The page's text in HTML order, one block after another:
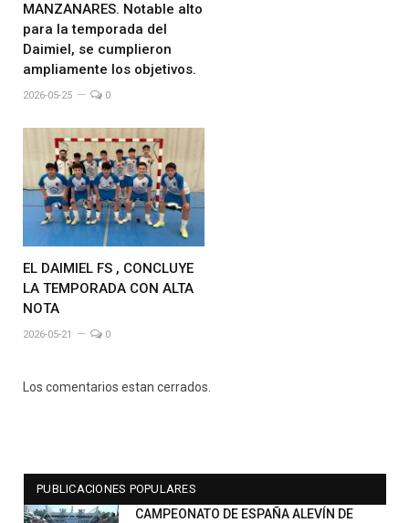
MANZANARES. Notable alto
para la temporada del
Daimiel, se cumplieron
ampliamente los objetivos.
2026-05-25 0
EL DAIMIEL FS , CONCLUYE
LA TEMPORADA CON ALTA
NOTA
2026-05-21 0
Los comentarios estan cerrados.
PUBLICACIONES POPULARES
CAMPEONATO DE ESPAÑA ALEVÍN DE